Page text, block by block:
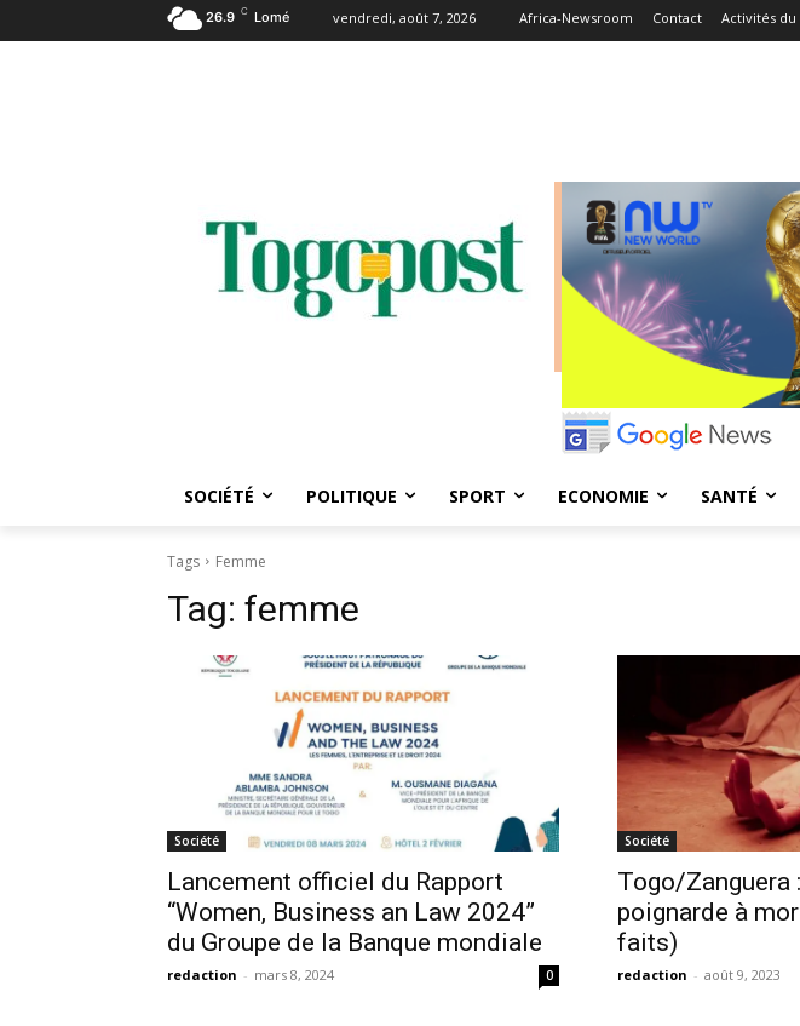
26.9 C Lomé vendredi, août 7, 2026 Africa-Newsroom Contact Activités du
SOCIÉTÉ POLITIQUE SPORT ECONOMIE SANTÉ
Tags Femme
Tag: femme
Société
Lancement officiel du Rapport
“Women, Business an Law 2024”
du Groupe de la Banque mondiale
redaction - mars 8, 2024 0
Société
Togo/Zanguera
poignarde à
faits)
redaction - août 9, 2023